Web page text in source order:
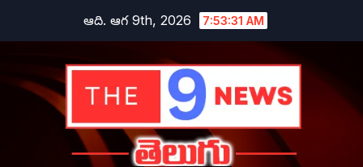
ఆది. ఆగ 9th, 2026 7:53:33 AM